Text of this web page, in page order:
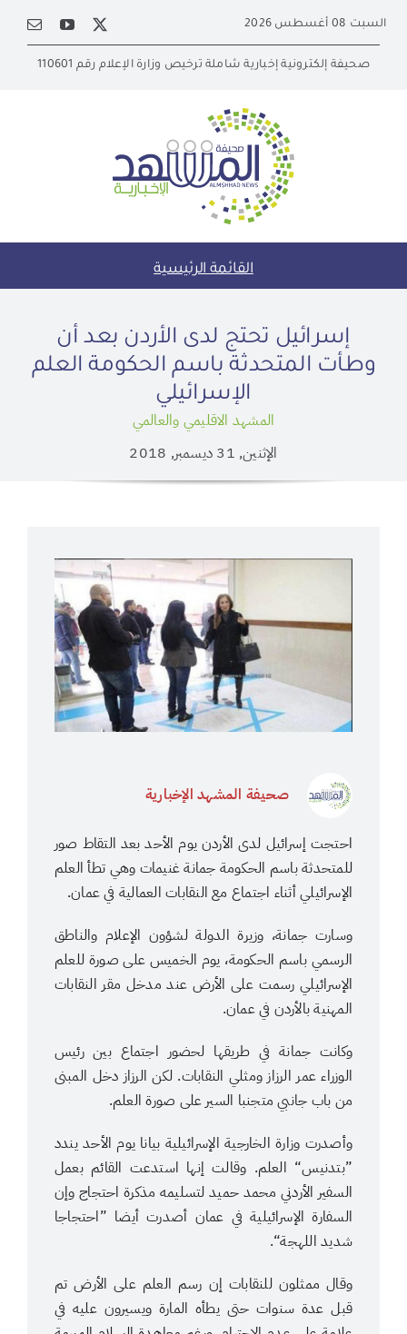
content
السبت 08 أغسطس 2026
صحيفة إلكترونية إخبارية شاملة ترخيص وزارة الإعلام رقم 110601
القائمة الرئيسية
إسرائيل تحتج لدى الأردن بعد أن
وطأت المتحدثة باسم الحكومة العلم
الإسرائيلي
المشهد الاقليمي والعالمي
الإثنين, 31 ديسمبر, 2018
صحيفة المشهد الإخبارية
احتجت إسرائيل لدى الأردن يوم الأحد بعد التقاط صور
للمتحدثة باسم الحكومة جمانة غنيمات وهي تطأ العلم
الإسرائيلي أثناء اجتماع مع النقابات العمالية في عمان.
وسارت جمانة، وزيرة الدولة لشؤون الإعلام والناطق
الرسمي باسم الحكومة، يوم الخميس على صورة للعلم
الإسرائيلي رسمت على الأرض عند مدخل مقر النقابات
المهنية بالأردن في عمان.
وكانت جمانة في طريقها لحضور اجتماع بين رئيس
الوزراء عمر الرزاز ومثلي النقابات. لكن الرزاز دخل المبنى
من باب جانبي متجنبا السير على صورة العلم.
وأصدرت وزارة الخارجية الإسرائيلية بيانا يوم الأحد يندد
”بتدنيس“ العلم. وقالت إنها استدعت القائم بعمل
السفير الأردني محمد حميد لتسليمه مذكرة احتجاج وإن
السفارة الإسرائيلية في عمان أصدرت أيضا ”احتجاجا
شديد اللهجة“.
وقال ممثلون للنقابات إن رسم العلم على الأرض تم
قبل عدة سنوات حتى يطأه المارة ويسيرون عليه في